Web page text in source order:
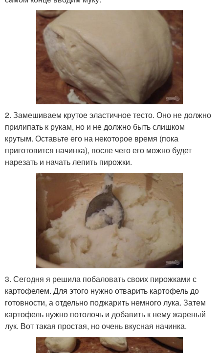
2. Замешиваем крутое эластичное тесто. Оно не должно
прилипать к рукам, но и не должно быть слишком
крутым. Оставьте его на некоторое время (пока
приготовится начинка), после чего его можно будет
нарезать и начать лепить пирожки.
3. Сегодня я решила побаловать своих пирожками с
картофелем. Для этого нужно отварить картофель до
готовности, а отдельно поджарить немного лука. Затем
картофель нужно потолочь и добавить к нему жареный
лук. Вот такая простая, но очень вкусная начинка.